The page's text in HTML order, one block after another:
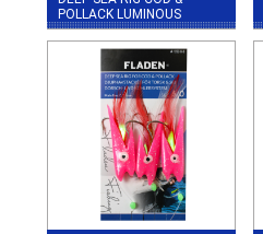
POLLACK LUMINOUS